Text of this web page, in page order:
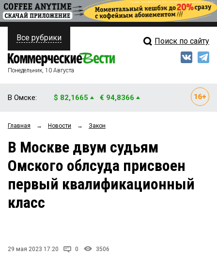
ПОЛИТИКА
ФИНАНСЫ
ОБЩЕСТВО
ЗАКОН
Свежий выпуск
Рейтинги
Блоги
Архив
Все рубрики Поиск по сайту
Понедельник, 10 Августа
В Омске: $ 82,1665 € 94,8366
Главная → Новости → Закон
В Москве двум судьям
Омского облсуда присвоен
первый квалификационный
класс
29 мая 2023 17:20 0 3506